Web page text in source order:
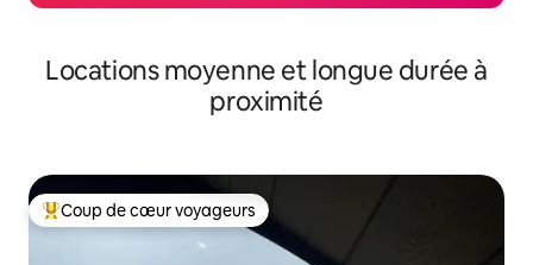
Locations moyenne et longue durée à
proximité
Coups de cœur voyageurs les plus appréciés
Coup de cœur voyageurs